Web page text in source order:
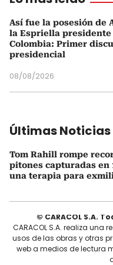
Así fue la posesión de
la Espriella presidente
Colombia: Primer
presidencial
08/08/2026
Últimas Noticias
Tom Rahill rompe
pitones capturadas en
una terapia para
© CARACOL S.A.
CARACOL S.A. realiza una
usos de las obras y otras
web a medios de lectura